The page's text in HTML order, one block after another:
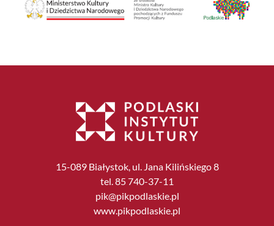
15-089 Białystok, ul. Jana Kilińskiego 8
tel. 85 740-37-11
pik@pikpodlaskie.pl
www.pikpodlaskie.pl